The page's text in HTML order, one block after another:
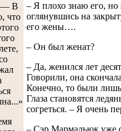
В
что
– Я плохо знаю его,
оглянувшись на
его жены….
– Он был женат?
– Да, женился лет
Говорили, она
Конечно, то были лишь
Глаза становятся
согреться. – Я очень
– Сэр Мармадьюк уже